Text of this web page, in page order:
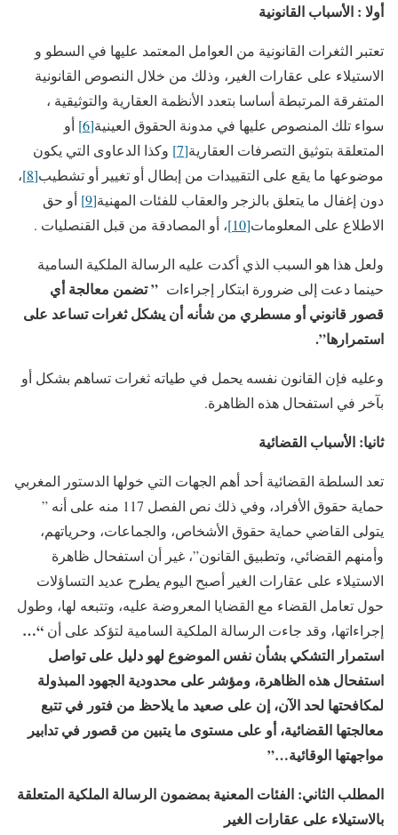
أولا : الأسباب القانونية
تعتبر الثغرات القانونية من العوامل المعتمد عليها في السطو و
الاستيلاء على عقارات الغير، وذلك من خلال النصوص القانونية
المتفرقة المرتبطة أساسا بتعدد الأنظمة العقارية والتوثيقية ،
سواء تلك المنصوص عليها في مدونة الحقوق العينية[6]
أو
المتعلقة بتوثيق التصرفات العقارية[7]
وكذا الدعاوى التي يكون
موضوعها ما يقع على التقييدات من إبطال أو تغيير أو تشطيب[8]
،
دون إغفال ما يتعلق بالزجر والعقاب للفئات المهنية[9]
أو حق
الاطلاع على المعلومات[10] ، أو المصادقة من قبل القنصليات .
ولعل هذا هو السبب الذي أكدت عليه الرسالة الملكية السامية
حينما دعت إلى ضرورة ابتكار إجراءات ” تضمن معالجة أي
قصور قانوني أو مسطري من شأنه أن يشكل ثغرات تساعد على
استمرارها”.
وعليه فإن القانون نفسه يحمل في طياته ثغرات تساهم بشكل أو
بآخر في استفحال هذه الظاهرة.
ثانيا: الأسباب القضائية
تعد السلطة القضائية أحد أهم الجهات التي خولها الدستور المغربي
حماية حقوق الأفراد، وفي ذلك نص الفصل 117 منه على أنه ”
يتولى القاضي حماية حقوق الأشخاص، والجماعات، وحرياتهم،
وأمنهم القضائي، وتطبيق القانون”، غير أن استفحال ظاهرة
الاستيلاء على عقارات الغير أصبح اليوم يطرح عديد التساؤلات
حول تعامل القضاء مع القضايا المعروضة عليه، وتتبعه لها، وطول
إجراءاتها، وقد جاءت الرسالة الملكية السامية لتؤكد على أن “…
استمرار التشكي بشأن نفس الموضوع لهو دليل على تواصل
استفحال هذه الظاهرة، ومؤشر على محدودية الجهود المبذولة
لمكافحتها لحد الآن، إن على صعيد ما يلاحظ من فتور في تتبع
معالجتها القضائية، أو على مستوى ما يتبين من قصور في تدابير
مواجهتها الوقائية…”
المطلب الثاني: الفئات المعنية بمضمون الرسالة الملكية المتعلقة
بالاستيلاء على عقارات الغير